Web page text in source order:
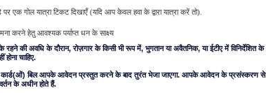
एक गोल यात्रा टिकट दिखाएँ (यदि आप केवल हवा के द्वारा यात्रा करें तो).
करने हेतु आवश्यक पर्याप्त धन के साक्ष्य
की अवधि के दौरान, रोज़गार के किसी भी रूप में, भुगतान या अवैतनिक, या ईटीए में विनिर्देशित के
होना चाहिए.
बिल आपके आवेदन प्रस्तुत करने के बाद तुरंत भेजा जाएगा. आपके आवेदन के प्रसंस्करण से
के अधीन होते हैं.